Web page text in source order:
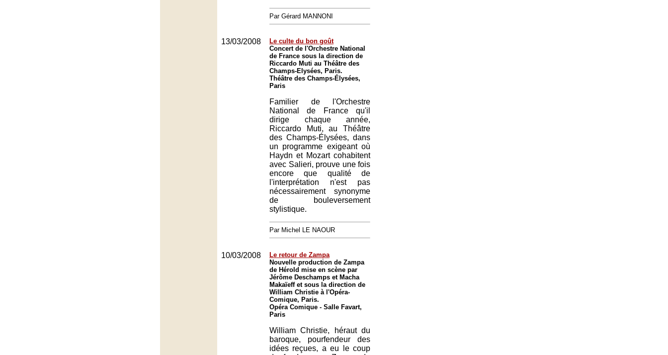
Par Gérard MANNONI
13/03/2008
Le culte du bon goût
Concert de l'Orchestre National
de France sous la direction de
Riccardo Muti au Théâtre des
Champs-Elysées, Paris.
Théâtre des Champs-Élysées,
Paris
Familier de l'Orchestre
National de France qu'il
dirige chaque année,
Riccardo Muti, au Théâtre
des Champs-Élysées, dans
un programme exigeant où
Haydn et Mozart cohabitent
avec Salieri, prouve une fois
encore que qualité de
l'interprétation n'est pas
nécessairement synonyme
de bouleversement
stylistique.
Par Michel LE NAOUR
10/03/2008
Le retour de Zampa
Nouvelle production de Zampa
de Hérold mise en scène par
Jérôme Deschamps et Macha
Makaïeff et sous la direction de
William Christie à l'Opéra-
Comique, Paris.
Opéra Comique - Salle Favart,
Paris
William Christie, héraut du
baroque, pourfendeur des
idées reçues, a eu le coup